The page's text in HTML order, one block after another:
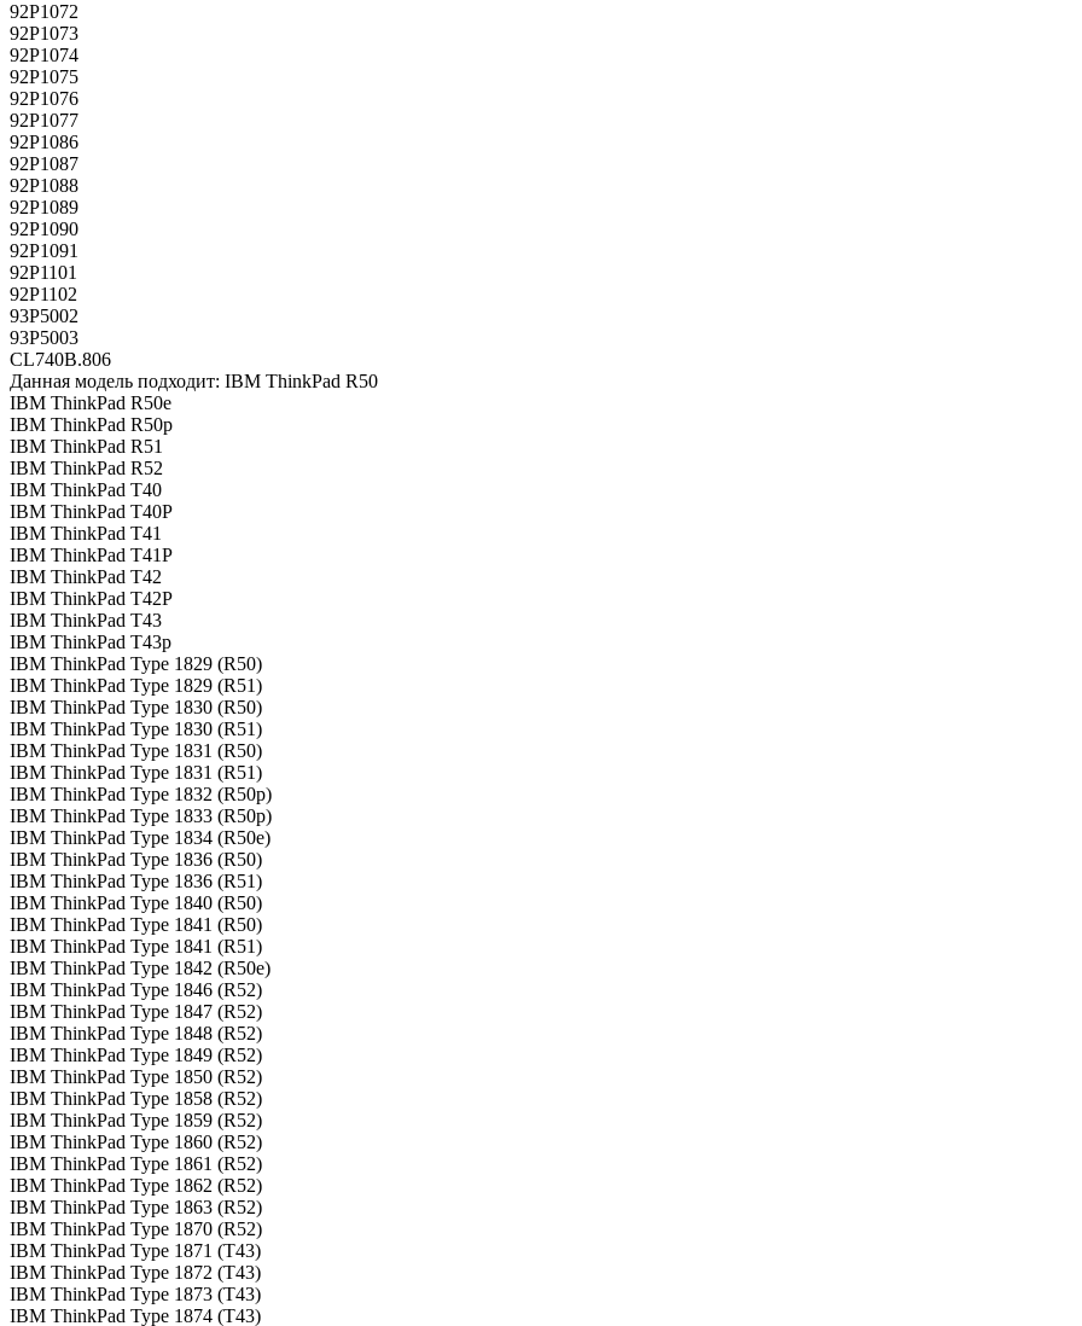
92P1072
92P1073
92P1074
92P1075
92P1076
92P1077
92P1086
92P1087
92P1088
92P1089
92P1090
92P1091
92P1101
92P1102
93P5002
93P5003
CL740B.806
Данная модель подходит: IBM ThinkPad R50
IBM ThinkPad R50e
IBM ThinkPad R50p
IBM ThinkPad R51
IBM ThinkPad R52
IBM ThinkPad T40
IBM ThinkPad T40P
IBM ThinkPad T41
IBM ThinkPad T41P
IBM ThinkPad T42
IBM ThinkPad T42P
IBM ThinkPad T43
IBM ThinkPad T43p
IBM ThinkPad Type 1829 (R50)
IBM ThinkPad Type 1829 (R51)
IBM ThinkPad Type 1830 (R50)
IBM ThinkPad Type 1830 (R51)
IBM ThinkPad Type 1831 (R50)
IBM ThinkPad Type 1831 (R51)
IBM ThinkPad Type 1832 (R50p)
IBM ThinkPad Type 1833 (R50p)
IBM ThinkPad Type 1834 (R50e)
IBM ThinkPad Type 1836 (R50)
IBM ThinkPad Type 1836 (R51)
IBM ThinkPad Type 1840 (R50)
IBM ThinkPad Type 1841 (R50)
IBM ThinkPad Type 1841 (R51)
IBM ThinkPad Type 1842 (R50e)
IBM ThinkPad Type 1846 (R52)
IBM ThinkPad Type 1847 (R52)
IBM ThinkPad Type 1848 (R52)
IBM ThinkPad Type 1849 (R52)
IBM ThinkPad Type 1850 (R52)
IBM ThinkPad Type 1858 (R52)
IBM ThinkPad Type 1859 (R52)
IBM ThinkPad Type 1860 (R52)
IBM ThinkPad Type 1861 (R52)
IBM ThinkPad Type 1862 (R52)
IBM ThinkPad Type 1863 (R52)
IBM ThinkPad Type 1870 (R52)
IBM ThinkPad Type 1871 (T43)
IBM ThinkPad Type 1872 (T43)
IBM ThinkPad Type 1873 (T43)
IBM ThinkPad Type 1874 (T43)